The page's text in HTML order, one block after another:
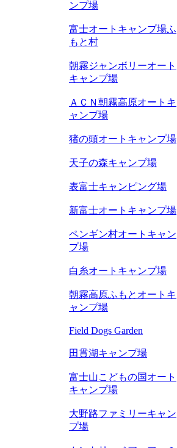
ンプ場
富士オートキャンプ場ふ
もと村
朝霧ジャンボリーオート
キャンプ場
ＡＣＮ朝霧高原オートキ
ャンプ場
猪の頭オートキャンプ場
天子の森キャンプ場
表富士キャンピング場
新富士オートキャンプ場
ペンギン村オートキャン
プ場
白糸オートキャンプ場
朝霧高原ふもとオートキ
ャンプ場
Field Dogs Garden
田貫湖キャンプ場
富士山こどもの国オート
キャンプ場
大野路ファミリーキャン
プ場